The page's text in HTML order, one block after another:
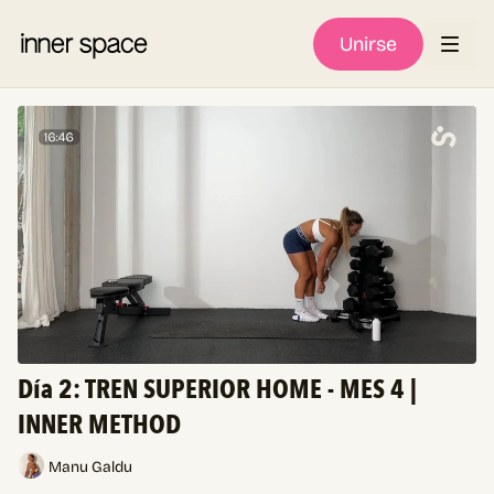
Unirse
Día 2: TREN SUPERIOR HOME - MES 4 |
INNER METHOD
Manu Galdu